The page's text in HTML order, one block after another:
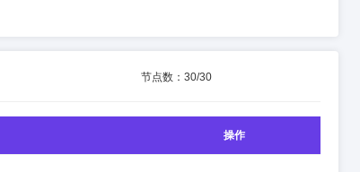
节点数： 30/30
操作